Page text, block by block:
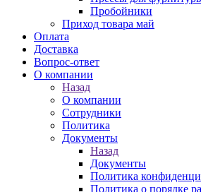
Пробойники
Приход товара май
Оплата
Доставка
Вопрос-ответ
О компании
Назад
О компании
Сотрудники
Политика
Документы
Назад
Документы
Политика
Политика о порядке